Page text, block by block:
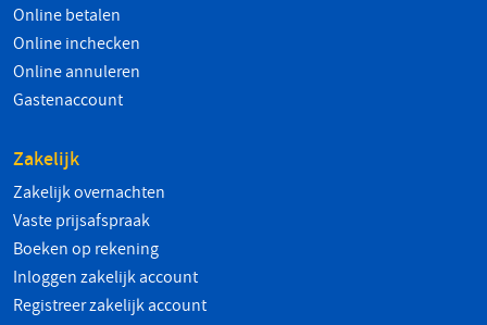
Online betalen
Online inchecken
Online annuleren
Gastenaccount
Zakelijk
Zakelijk overnachten
Vaste prijsafspraak
Boeken op rekening
Inloggen zakelijk account
Registreer zakelijk account